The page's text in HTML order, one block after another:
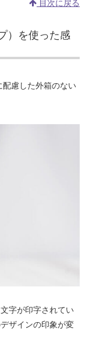
目次に戻る
）を使った感
慮した外箱のない
字が印字されてい
ザインの印象が変